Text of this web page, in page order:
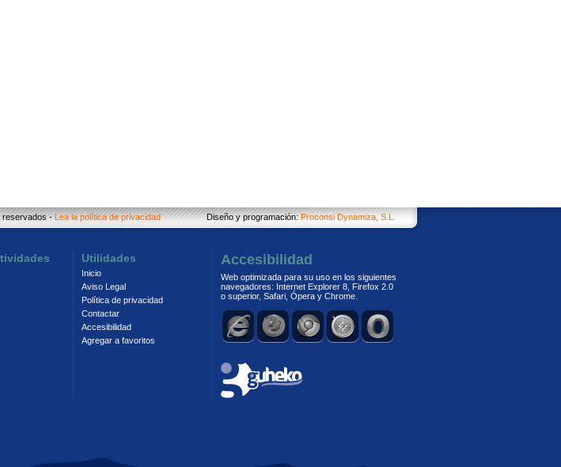
reservados -Lea la política de privacidad Diseño y programación:Proconsi Dynamiza, S.L.
Utilidades
Inicio
Aviso Legal
Política de privacidad
Contactar
Accesibilidad
Agregar a favoritos
Accesibilidad
Web optimizada para su uso en los siguientes
navegadores: Internet Explorer 8, Firefox 2.0
o superior, Safari, Ópera y Chrome.